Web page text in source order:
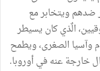
ضدهم ويتخابر مع
الٌذي كان يسيطر
وآسيا الصغرى، ويطمح
خارجة عنه في أوروبا.